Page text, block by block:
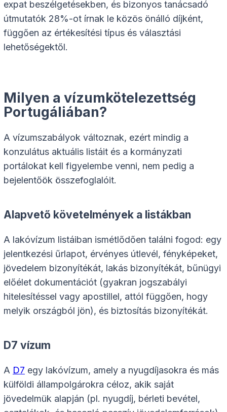
expat beszélgetésekben, és bizonyos tanácsadó
útmutatók 28%-ot írnak le közös önálló díjként,
függően az értékesítési típus és választási
lehetőségektől.
Milyen a vízumkötelezettség
Portugáliában?
A vízumszabályok változnak, ezért mindig a
konzulátus aktuális listáit és a kormányzati
portálokat kell figyelembe venni, nem pedig a
bejelentőök összefoglalóit.
Alapvető követelmények a listákban
A lakóvízum listáiban ismétlődően találni fogod: egy
jelentkezési űrlapot, érvényes útlevél, fényképeket,
jövedelem bizonyítékát, lakás bizonyítékát, bűnügyi
előélet dokumentációt (gyakran jogszabályi
hitelesítéssel vagy apostillel, attól függően, hogy
melyik országból jön), és biztosítás bizonyítékát.
D7 vízum
A D7 egy lakóvízum, amely a nyugdíjasokra és más
külföldi állampolgárokra céloz, akik saját
jövedelmük alapján (pl. nyugdíj, bérleti bevétel,